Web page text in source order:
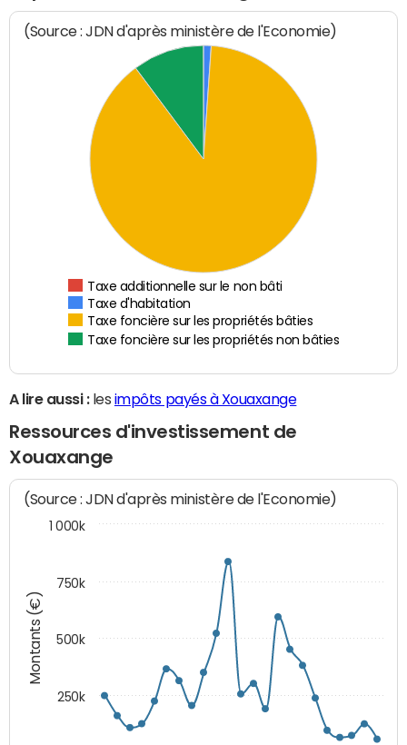
(Source : JDN d'après ministère de l'Economie)
Taxe additionnelle sur le non bâti
Taxe d'habitation
Taxe foncière sur les propriétés bâties
Taxe foncière sur les propriétés non bâties
A lire aussi :les impôts payés à Xouaxange
Ressources d'investissement de
Xouaxange
Montants (€)
(Source : JDN d'après ministère de l'Economie)
250k
500k
750k
1 000k